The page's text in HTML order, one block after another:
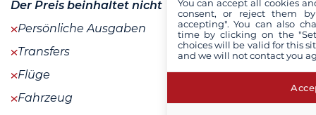
Der Preis beinhaltet nicht
Persönliche Ausgaben
Transfers
Flüge
Fahrzeug
You can accept all cookies
consent, or reject them
accepting". You can also
time by clicking on the
choices will be valid for this
and we will not contact you